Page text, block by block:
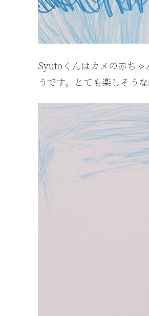
Syutoくんはカメの赤ち
うです。とても楽しそう